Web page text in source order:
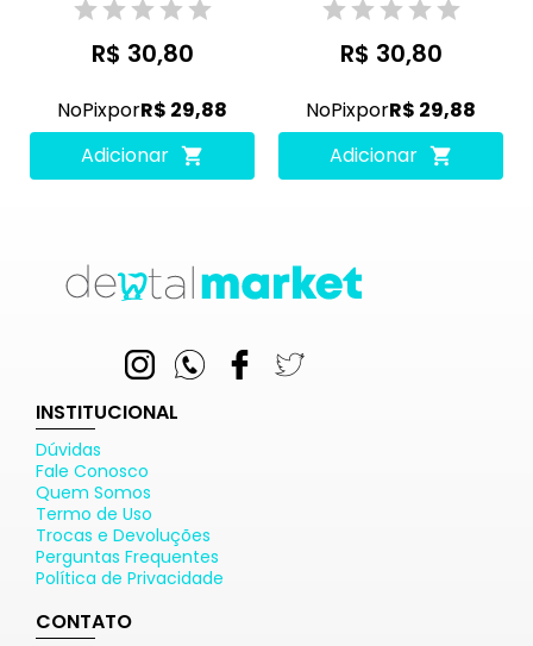
R$ 30,80
NoPixporR$ 29,88
Adicionar
R$ 30,80
NoPixporR$ 29,88
Adicionar
INSTITUCIONAL
Dúvidas
Fale Conosco
Quem Somos
Termo de Uso
Trocas e Devoluções
Perguntas Frequentes
Política de Privacidade
CONTATO